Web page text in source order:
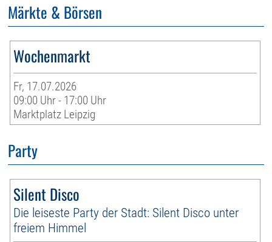
Märkte & Börsen
Wochenmarkt
Fr, 17.07.2026
09:00 Uhr - 17:00 Uhr
Marktplatz Leipzig
Party
Silent Disco
Die leiseste Party der Stadt: Silent Disco unter
freiem Himmel